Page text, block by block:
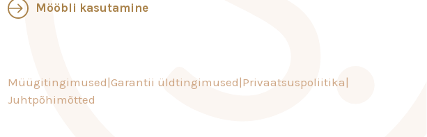
Mööbli kasutamine
Müügitingimused Garantii üldtingimused Privaatsuspoliitika
Juhtpõhimõtted